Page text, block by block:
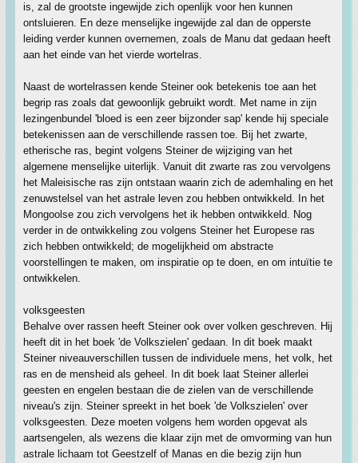
is, zal de grootste ingewijde zich openlijk voor hen kunnen
ontsluieren. En deze menselijke ingewijde zal dan de opperste
leiding verder kunnen overnemen, zoals de Manu dat gedaan heeft
aan het einde van het vierde wortelras.
Naast de wortelrassen kende Steiner ook betekenis toe aan het
begrip ras zoals dat gewoonlijk gebruikt wordt. Met name in zijn
lezingenbundel 'bloed is een zeer bijzonder sap' kende hij speciale
betekenissen aan de verschillende rassen toe. Bij het zwarte,
etherische ras, begint volgens Steiner de wijziging van het
algemene menselijke uiterlijk. Vanuit dit zwarte ras zou vervolgens
het Maleisische ras zijn ontstaan waarin zich de ademhaling en het
zenuwstelsel van het astrale leven zou hebben ontwikkeld. In het
Mongoolse zou zich vervolgens het ik hebben ontwikkeld. Nog
verder in de ontwikkeling zou volgens Steiner het Europese ras
zich hebben ontwikkeld; de mogelijkheid om abstracte
voorstellingen te maken, om inspiratie op te doen, en om intuïtie te
ontwikkelen.
volksgeesten
Behalve over rassen heeft Steiner ook over volken geschreven. Hij
heeft dit in het boek 'de Volkszielen' gedaan. In dit boek maakt
Steiner niveauverschillen tussen de individuele mens, het volk, het
ras en de mensheid als geheel. In dit boek laat Steiner allerlei
geesten en engelen bestaan die de zielen van de verschillende
niveau's zijn. Steiner spreekt in het boek 'de Volkszielen' over
volksgeesten. Deze moeten volgens hem worden opgevat als
aartsengelen, als wezens die klaar zijn met de omvorming van hun
astrale lichaam tot Geestzelf of Manas en die bezig zijn hun